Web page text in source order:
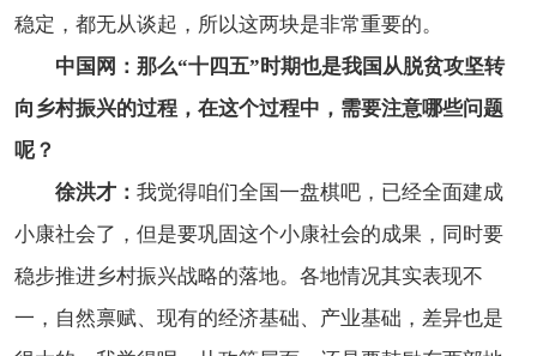
稳定，都无从谈起，所以这两块是非常重要的。
中国网：那么“十四五”时期也是我国从脱贫攻坚转
向乡村振兴的过程，在这个过程中，需要注意哪些问题
呢？
徐洪才： 我觉得咱们全国一盘棋吧，已经全面建成
小康社会了，但是要巩固这个小康社会的成果，同时要
稳步推进乡村振兴战略的落地。各地情况其实表现不
一，自然禀赋、现有的经济基础、产业基础，差异也是